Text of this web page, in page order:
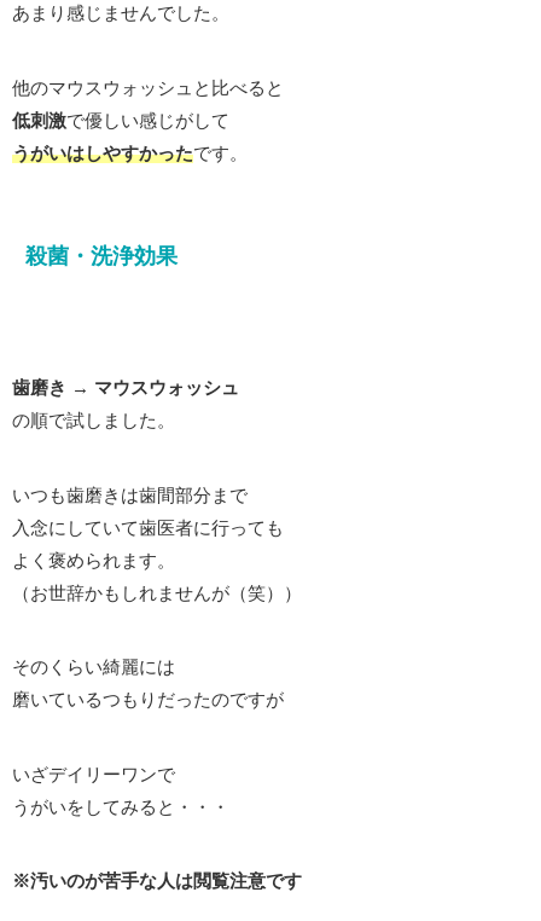
あまり感じませんでした。
他のマウスウォッシュと比べると
低刺激で優しい感じがして
うがいはしやすかったです。
殺菌・洗浄効果
歯磨き → マウスウォッシュ
の順で試しました。
いつも歯磨きは歯間部分まで
入念にしていて歯医者に行っても
よく褒められます。
（お世辞かもしれませんが（笑））
そのくらい綺麗には
磨いているつもりだったのですが
いざデイリーワンで
うがいをしてみると・・・
※汚いのが苦手な人は閲覧注意です